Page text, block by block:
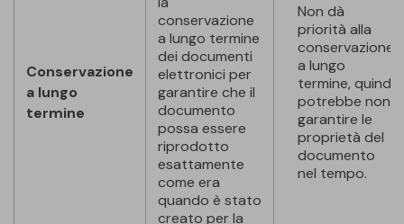
Conservazione
a lungo
termine
conservazione
a lungo termine
dei documenti
elettronici per
garantire che il
documento
possa essere
riprodotto
esattamente
come era
quando è stato
creato per la
Non dà
priorità alla
conservazione
a lungo
termine, quindi
potrebbe non
garantire le
proprietà del
documento
nel tempo.